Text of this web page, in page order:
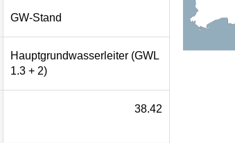
GW-Stand
Hauptgrundwasserleiter (GWL
1.3 + 2)
38.42